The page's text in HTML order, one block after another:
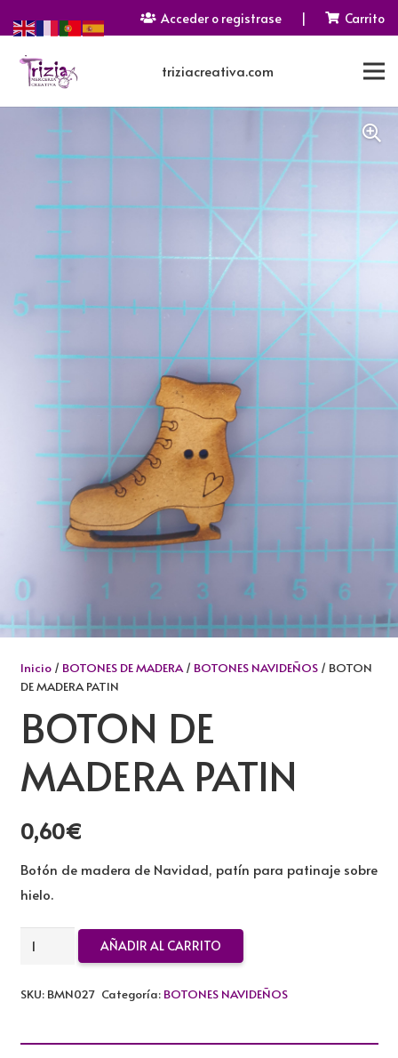
Acceder o registrase | Carrito
triziacreativa.com
Inicio/ BOTONES DE MADERA/ BOTONES NAVIDEÑOS/ BOTON
DE MADERA PATIN
BOTON DE
MADERA PATIN
0,60€
Botón de madera de Navidad, patín para patinaje sobre
hielo.
BOTON
MADERA
AÑADIR AL CARRITO
SKU: BMN027 Categoría: BOTONES NAVIDEÑOS